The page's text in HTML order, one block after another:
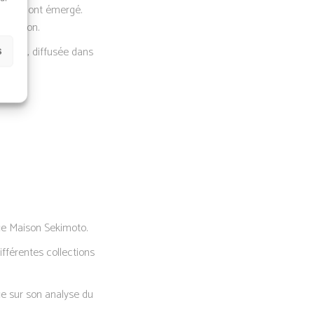
ont émergé.
diffusée dans
Maison Sekimoto.
collections
sur son analyse du